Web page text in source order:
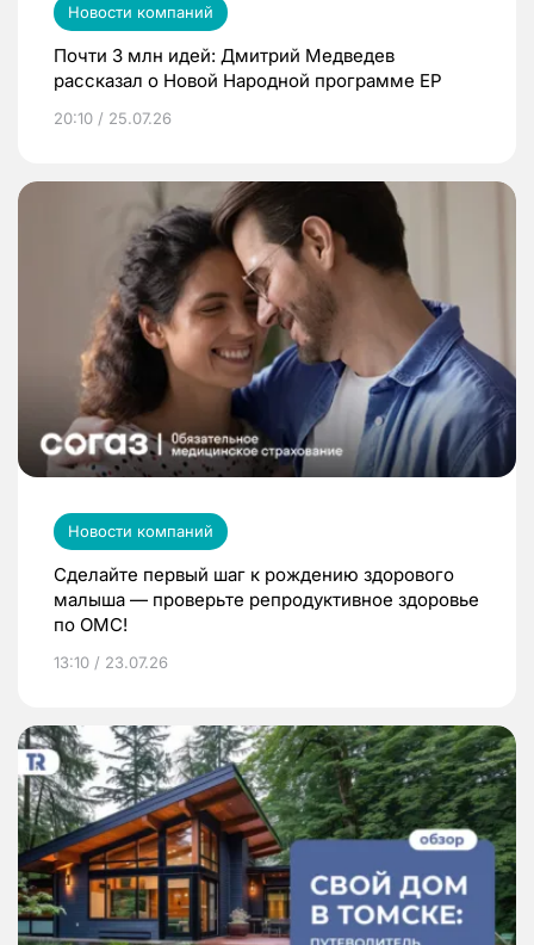
Новости компаний
Почти 3 млн идей: Дмитрий Медведев
рассказал о Новой Народной программе ЕР
20:10 / 25.07.26
Новости компаний
Сделайте первый шаг к рождению здорового
малыша — проверьте репродуктивное здоровье
по ОМС!
13:10 / 23.07.26